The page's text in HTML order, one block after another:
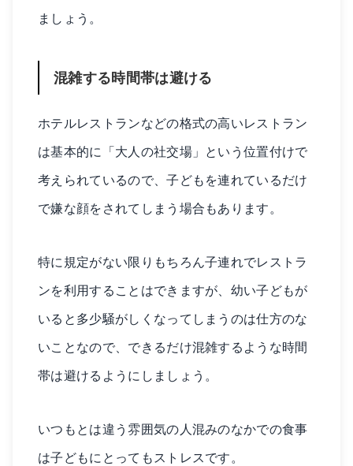
ましょう。
混雑する時間帯は避ける
ホテルレストランなどの格式の高いレストラン
は基本的に「大人の社交場」という位置付けで
考えられているので、子どもを連れているだけ
で嫌な顔をされてしまう場合もあります。
特に規定がない限りもちろん子連れでレストラ
ンを利用することはできますが、幼い子どもが
いると多少騒がしくなってしまうのは仕方のな
いことなので、できるだけ混雑するような時間
帯は避けるようにしましょう。
いつもとは違う雰囲気の人混みのなかでの食事
は子どもにとってもストレスです。